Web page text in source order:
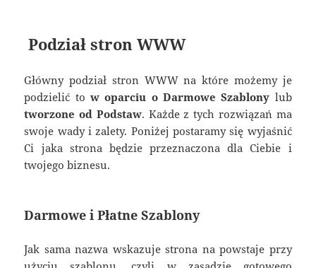
Podział stron WWW
Główny podział stron WWW na które możemy je
podzielić tow oparciu o Darmowe Szablony lub
tworzone od Podstaw. Każde z tych rozwiązań ma
swoje wady i zalety. Poniżej postaramy się wyjaśnić
Ci jaka strona będzie przeznaczona dla Ciebie i
twojego biznesu.
Darmowe i Płatne Szablony
Jak sama nazwa wskazuje strona na powstaje przy